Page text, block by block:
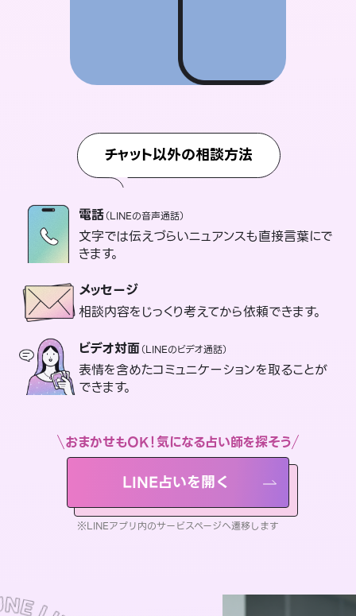
チャット以外の相談方法
電話（LINEの音声通話）
文字では伝えづらいニュアンスも直接言葉にで
きます。
メッセージ
相談内容をじっくり考えてから依頼できます。
ビデオ対面（LINEのビデオ通話）
表情を含めたコミュニケーションを取ることが
できます。
おまかせもOK！気になる占い師を探そう
LINE占いを開く
※LINEアプリ内のサービスページへ遷移します